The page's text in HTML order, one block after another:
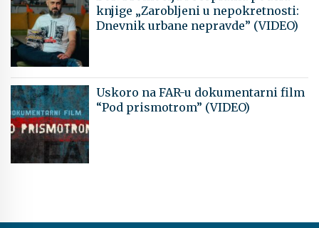
knjige „Zarobljeni u nepokretnosti:
Dnevnik urbane nepravde” (VIDEO)
Uskoro na FAR-u dokumentarni film
“Pod prismotrom” (VIDEO)